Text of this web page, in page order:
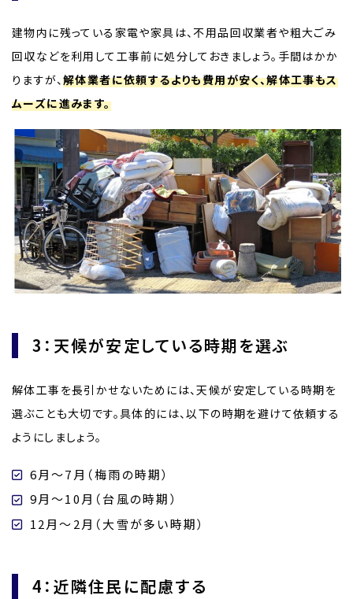
建物内に残っている家電や家具は、不用品回収業者や粗大ごみ
回収などを利用して工事前に処分しておきましょう。手間はかか
りますが、 解体業者に依頼するよりも費用が安く、解体工事もス
ムーズに進みます。
3：天候が安定している時期を選ぶ
解体工事を長引かせないためには、天候が安定している時期を
選ぶことも大切です。具体的には、以下の時期を避けて依頼する
ようにしましょう。
6月～7月（梅雨の時期）
9月～10月（台風の時期）
12月～2月（大雪が多い時期）
4：近隣住民に配慮する